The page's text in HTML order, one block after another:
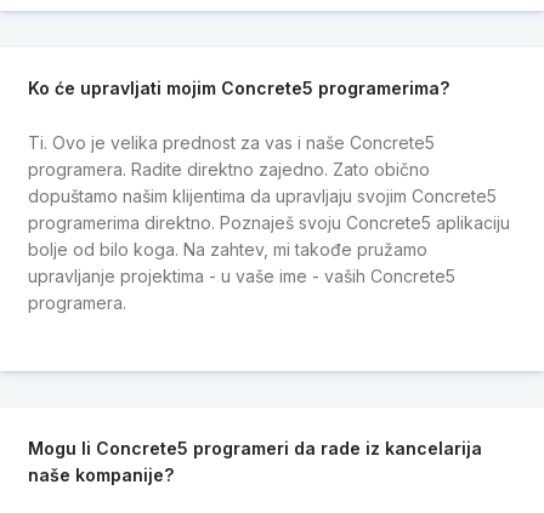
Ko će upravljati mojim Concrete5 programerima?
Ti. Ovo je velika prednost za vas i naše Concrete5
programera. Radite direktno zajedno. Zato obično
dopuštamo našim klijentima da upravljaju svojim Concrete5
programerima direktno. Poznaješ svoju Concrete5 aplikaciju
bolje od bilo koga. Na zahtev, mi takođe pružamo
upravljanje projektima - u vaše ime - vaših Concrete5
programera.
Mogu li Concrete5 programeri da rade iz kancelarija
naše kompanije?